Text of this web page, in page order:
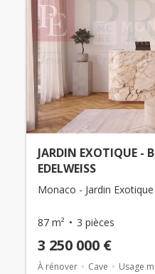
JARDIN EXOTIQUE -
EDELWEISS
Monaco - Jardin Exotique
87 m² 3 pièces
3 250 000 €
À rénover Cave Usage